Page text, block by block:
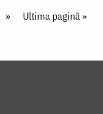
Last page
Ultima pagină »